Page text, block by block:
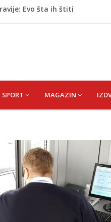
Evo šta ih štiti
duel na Grbavici: Sad vidim
SPORT MAGAZIN